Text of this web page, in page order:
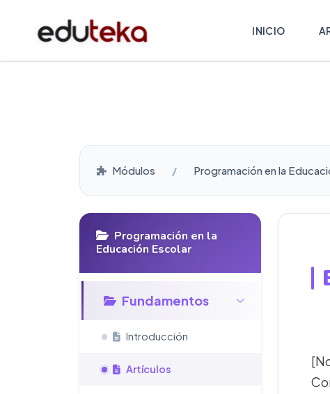
INICIO
Módulos Programación en la
Programación en la
Educación Escolar
Fundamentos
Introducción
Artículos